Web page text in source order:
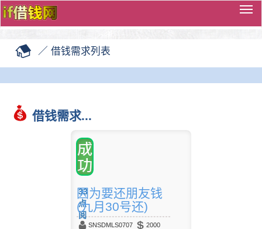
切
换
／ 借钱需求列表
借钱需求...
33
点
阅
因为要还朋友钱
(九月30号还)
SNSDMLS0707
2000